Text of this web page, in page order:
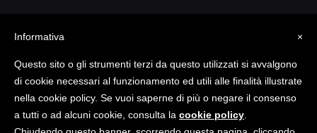
Copyright @ 2023 TATTICA S.R.L. | All rights
reserved | P.I. 05903351004
×
Informativa
Questo sito o gli strumenti terzi da questo utilizzati si avvalgono
di cookie necessari al funzionamento ed utili alle finalità illustrate
nella cookie policy. Se vuoi saperne di più o negare il consenso
a tutti o ad alcuni cookie, consulta la cookie policy